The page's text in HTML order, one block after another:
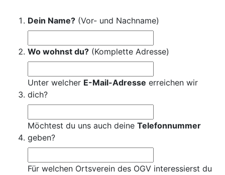
Dein Name? (Vor- und Nachname)
Wo wohnst du? (Komplette Adresse)
Unter welcher E-Mail-Adresse erreichen wir
dich?
Möchtest du uns auch deine Telefonnummer
geben?
Für welchen Ortsverein des OGV interessierst du